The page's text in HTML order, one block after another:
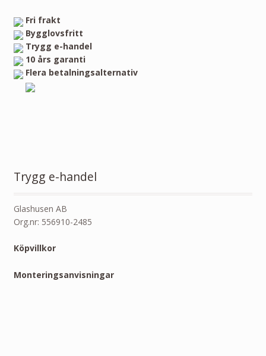
Fri frakt
Bygglovsfritt
Trygg e-handel
10 års garanti
Flera betalningsalternativ
Trygg e-handel
Glashusen AB
Org.nr: 556910-2485
Köpvillkor
Monteringsanvisningar